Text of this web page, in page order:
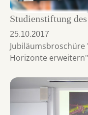
Studienstiftung
25.10.2017
Horizonte